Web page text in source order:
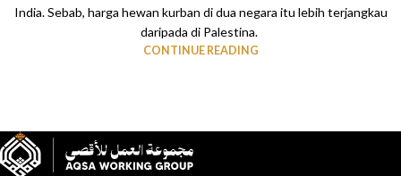
India. Sebab, harga hewan kurban di dua negara itu lebih terjangkau
daripada di Palestina.
CONTINUE READING